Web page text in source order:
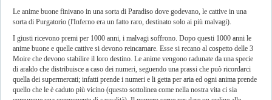
Le anime buone finivano in una sorta di Paradiso dove godevano, le cattive in una
sorta di Purgatorio (l'Inferno era un fatto raro, destinato solo ai più malvagi).
I giusti ricevono premi per 1000 anni, i malvagi soffrono. Dopo questi 1000 anni le
anime buone e quelle cattive si devono reincarnare. Esse si recano al cospetto delle 3
Moire che devono stabilire il loro destino. Le anime vengono radunate da una specie
di araldo che distribuisce a caso dei numeri, seguendo una prassi che può ricordarci
quella dei supermercati; infatti prende i numeri e li getta per aria ed ogni anima prende
quello che le è caduto più vicino (questo sottolinea come nella nostra vita ci sia